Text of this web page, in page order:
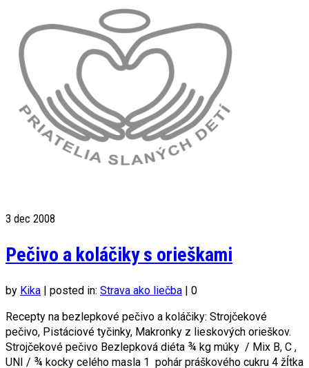
3 dec 2008
Pečivo a koláčiky s orieškami
by Kika posted in: Strava ako liečba
0
Recepty na bezlepkové pečivo a koláčiky: Strojčekové
pečivo, Pistáciové tyčinky, Makronky z lieskových orieškov.
Strojčekové pečivo Bezlepková diéta ¾ kg múky / Mix B, C ,
UNI / ¾ kocky celého masla 1 pohár práškového cukru 4 žĺtka